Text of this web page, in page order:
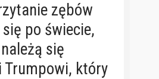
zębów
po świecie,
się
Trumpowi, który